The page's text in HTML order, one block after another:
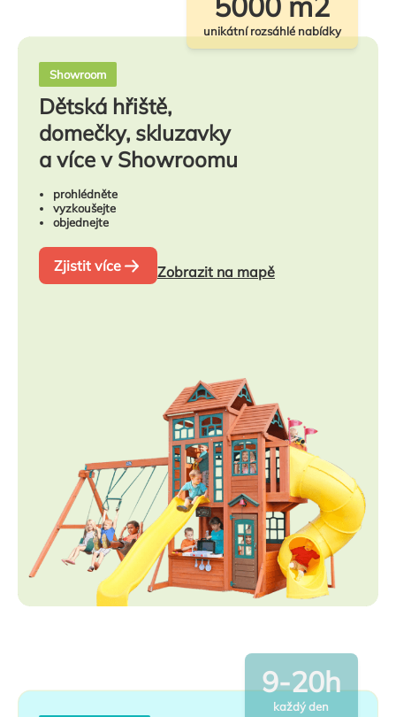
Showroom
Dětská hřiště,
domečky, skluzavky
a více v Showroomu
prohlédněte
vyzkoušejte
objednejte
Zjistit více Zobrazit na mapě
unikátní rozsáhlé nabídky
9-20h
každý den